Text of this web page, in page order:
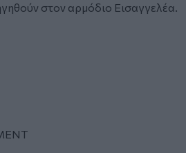
στον αρμόδιο Εισαγγελέα.